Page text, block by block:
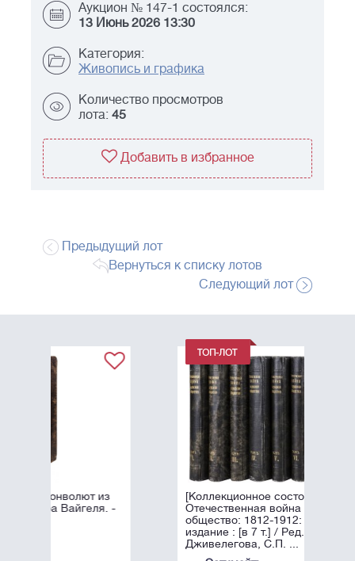
Аукцион № 147-1 состоялся:
13 Июнь 2026 13:30
Категория:
Живопись и графика
Количество просмотров
лота: 45
Добавить в избранное
Предыдущий лот
Вернуться к списку лотов
Следующий лот
[Коллекционное состояние].
Отечественная война и русское
общество: 1812-1912: Юбилейное
издание : [в 7 т.] / Ред. А.К.
Дживелегова, С.П. ...